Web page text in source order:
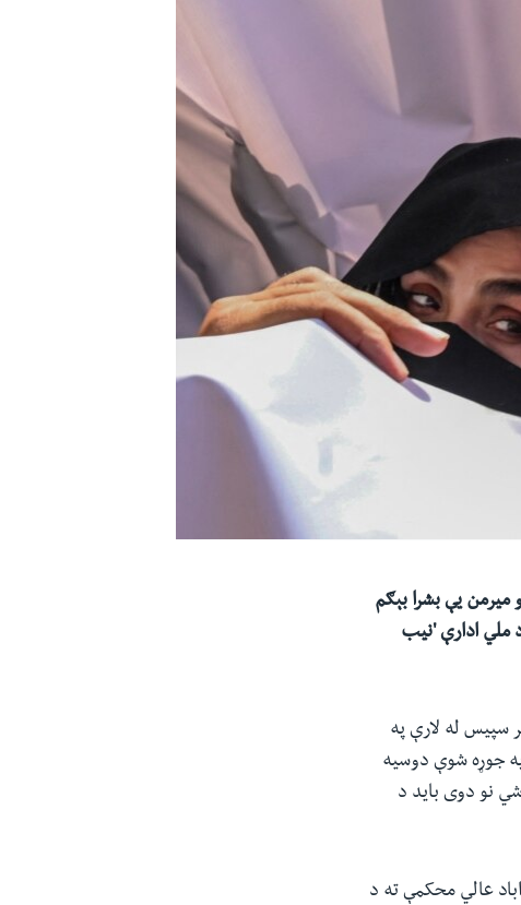
میرمنیېبشرا بېګم
مليادارې 'نیب
سپیس له لارې په
جوړه شوې دوسیه
نو دوی باید د
عالي محکمې ته د